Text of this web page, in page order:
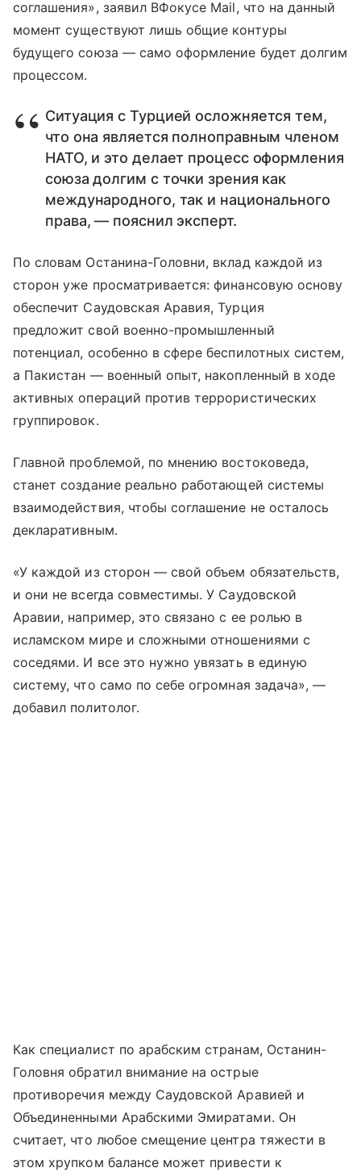
соглашения», заявил ВФокусе Mail, что на данный
момент существуют лишь общие контуры
будущего союза — само оформление будет долгим
процессом.
Ситуация с Турцией осложняется тем,
что она является полноправным членом
НАТО, и это делает процесс оформления
союза долгим с точки зрения как
международного, так и национального
права, — пояснил эксперт.
По словам Останина-Головни, вклад каждой из
сторон уже просматривается: финансовую основу
обеспечит Саудовская Аравия, Турция
предложит свой военно-промышленный
потенциал, особенно в сфере беспилотных систем,
а Пакистан — военный опыт, накопленный в ходе
активных операций против террористических
группировок.
Главной проблемой, по мнению востоковеда,
станет создание реально работающей системы
взаимодействия, чтобы соглашение не осталось
декларативным.
«У каждой из сторон — свой объем обязательств,
и они не всегда совместимы. У Саудовской
Аравии, например, это связано с ее ролью в
исламском мире и сложными отношениями с
соседями. И все это нужно увязать в единую
систему, что само по себе огромная задача», —
добавил политолог.
Как специалист по арабским странам, Останин-
Головня обратил внимание на острые
противоречия между Саудовской Аравией и
Объединенными Арабскими Эмиратами. Он
считает, что любое смещение центра тяжести в
этом хрупком балансе может привести к